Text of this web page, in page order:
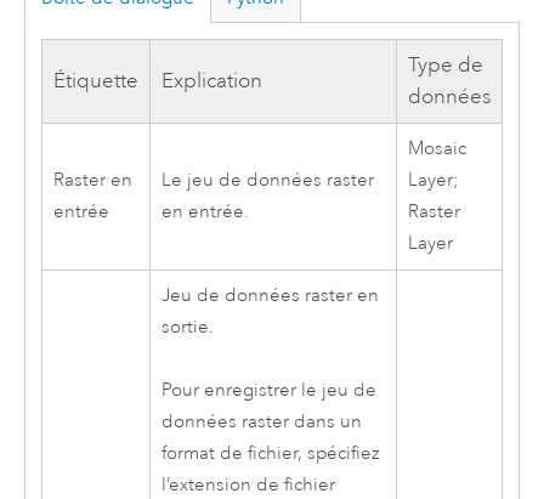
Étiquette Explication
Type de
données
Raster en
entrée
Le jeu de données raster
en entrée.
Mosaic
Layer;
Raster
Layer
Jeu de données raster en
sortie.
Pour enregistrer le jeu de
données raster dans un
format de fichier, spécifiez
l’extension de fichier